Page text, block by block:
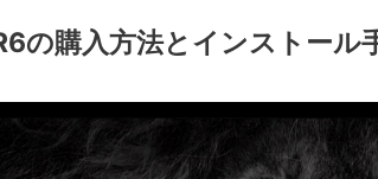
の購入方法とインストール